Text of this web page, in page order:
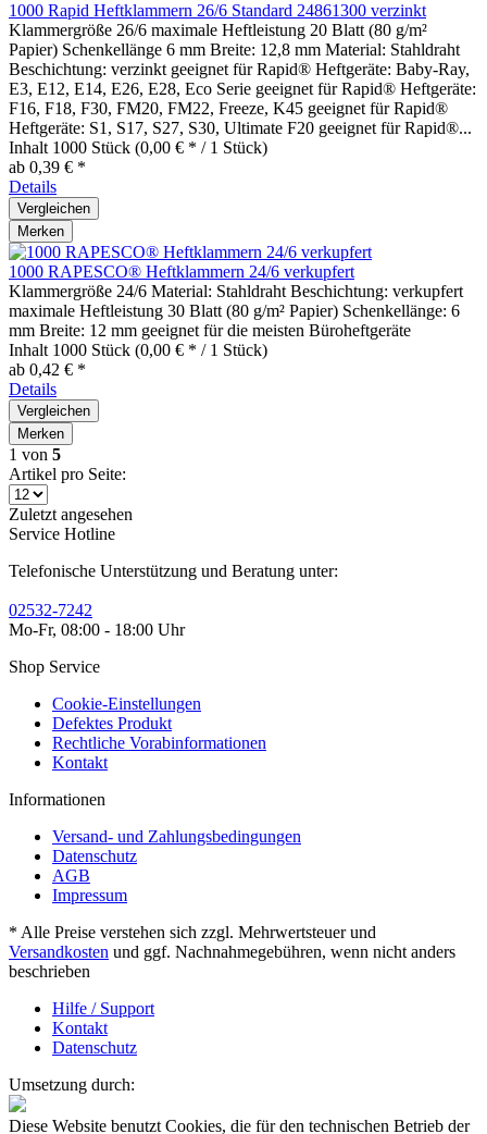
1000 Rapid Heftklammern 26/6 Standard 24861300 verzinkt
Klammergröße 26/6 maximale Heftleistung 20 Blatt (80 g/m²
Papier) Schenkellänge 6 mm Breite: 12,8 mm Material: Stahldraht
Beschichtung: verzinkt geeignet für Rapid® Heftgeräte: Baby-Ray,
E3, E12, E14, E26, E28, Eco Serie geeignet für Rapid® Heftgeräte:
F16, F18, F30, FM20, FM22, Freeze, K45 geeignet für Rapid®
Heftgeräte: S1, S17, S27, S30, Ultimate F20 geeignet für Rapid®...
Inhalt 1000 Stück (0,00 € * / 1 Stück)
ab 0,39 € *
Details
Vergleichen
Merken
1000 RAPESCO® Heftklammern 24/6 verkupfert
Klammergröße 24/6 Material: Stahldraht Beschichtung: verkupfert
maximale Heftleistung 30 Blatt (80 g/m² Papier) Schenkellänge: 6
mm Breite: 12 mm geeignet für die meisten Büroheftgeräte
Inhalt 1000 Stück (0,00 € * / 1 Stück)
ab 0,42 € *
Details
Vergleichen
Merken
1 von 5
Artikel pro Seite:
Zuletzt angesehen
Service Hotline
Telefonische Unterstützung und Beratung unter:
02532-7242
Mo-Fr, 08:00 - 18:00 Uhr
Shop Service
Cookie-Einstellungen
Defektes Produkt
Rechtliche Vorabinformationen
Kontakt
Informationen
Versand- und Zahlungsbedingungen
Datenschutz
AGB
Impressum
* Alle Preise verstehen sich zzgl. Mehrwertsteuer und
Versandkosten und ggf. Nachnahmegebühren, wenn nicht anders
beschrieben
Hilfe / Support
Kontakt
Datenschutz
Umsetzung durch:
Diese Website benutzt Cookies, die für den technischen Betrieb der